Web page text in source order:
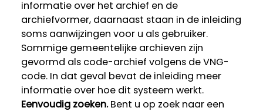
informatie over het archief en de
archiefvormer, daarnaast staan in de inleiding
soms aanwijzingen voor u als gebruiker.
Sommige gemeentelijke archieven zijn
gevormd als code-archief volgens de VNG-
code. In dat geval bevat de inleiding meer
informatie over hoe dit systeem werkt.
Eenvoudig zoeken.Bent u op zoek naar een